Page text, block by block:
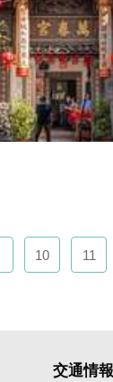
10 11
交通情報